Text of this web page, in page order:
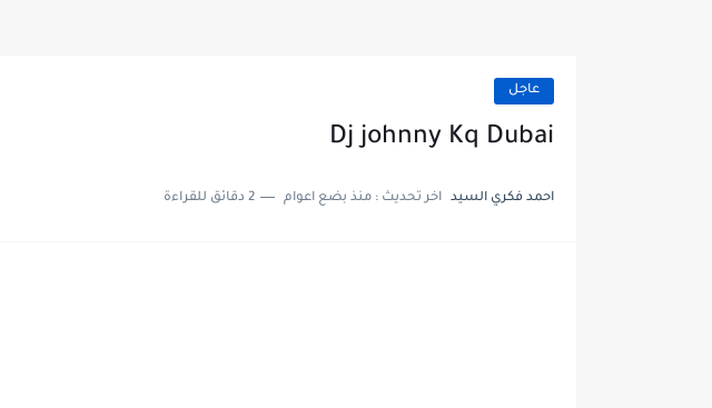
عاجل
Dj johnny Kq Dubai
احمد فكري السيد اخر تحديث : منذ بضع اعوام 2 دقائق للقراءة